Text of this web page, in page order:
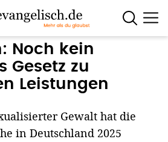
Noch kein
Gesetz zu
Leistungen
Gewalt hat die
in Deutschland 2025